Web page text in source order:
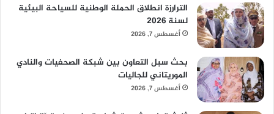
الترارزة انطلاق الحملة الوطنية للسياحة البيئية
لسنة 2026
أغسطس 7, 2026
بحث سبل التعاون بين شبكة الصحفيات والنادي
الموريتاني للجاليات
أغسطس 7, 2026